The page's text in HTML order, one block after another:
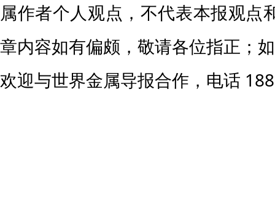
属作者个人观点，不代表本报观点
章内容如有偏颇，敬请各位指正；
欢迎与世界金属导报合作，电话